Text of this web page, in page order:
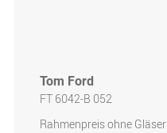
Tom Ford
FT 6042-B 052
Rahmenpreis ohne Gläser